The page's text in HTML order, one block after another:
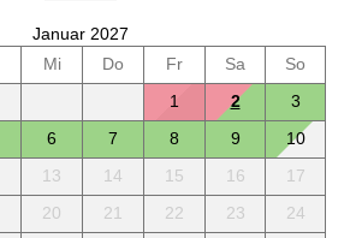
Januar 2027
Mi Do Fr Sa
So
1 2
3
6 7 8 9
10
13 14 15 16
17
20 21 22 23
24